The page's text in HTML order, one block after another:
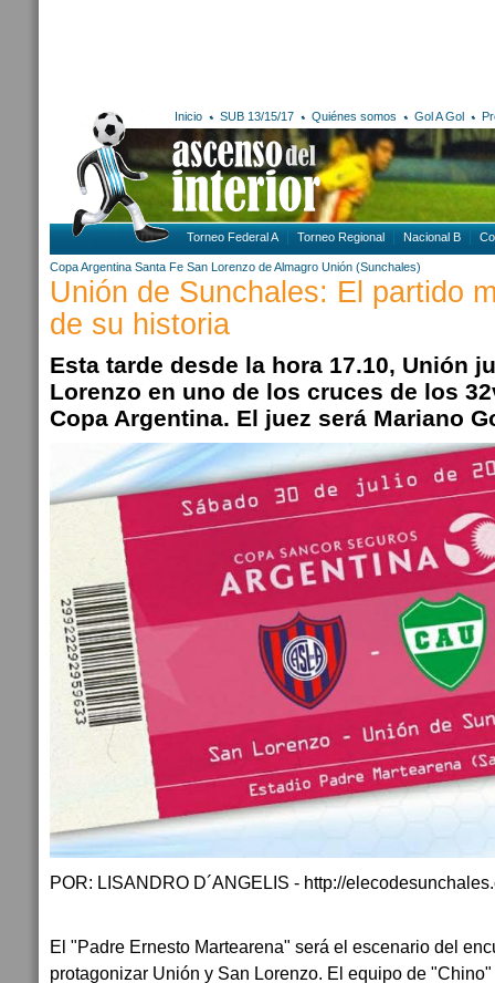
Inicio SUB 13/15/17 Quiénes somos Gol A Gol
Torneo Federal A Torneo Regional Nacional B
Copa Argentina Santa Fe San Lorenzo de Almagro Unión (Sunchales)
Unión de Sunchales: El partido
de su historia
Esta tarde desde la hora 17.10, Unión
Lorenzo en uno de los cruces de los
Copa Argentina. El juez será Mariano
POR: LISANDRO D´ANGELIS - http://
El "Padre Ernesto Martearena" será el escenario del
protagonizar Unión y San Lorenzo. El equipo de